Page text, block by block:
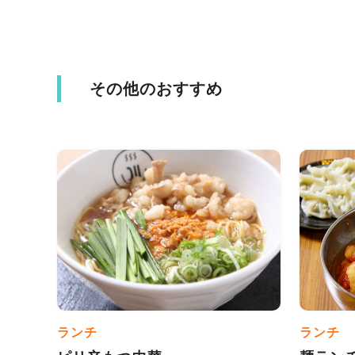
その他のおすすめ
ランチ ランチ